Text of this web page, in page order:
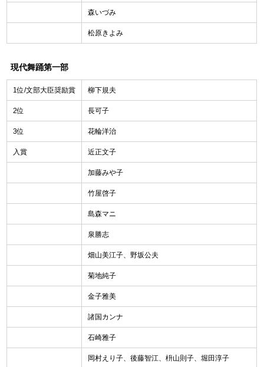
森いづみ
松原きよみ
現代舞踊第一部
1位/文部大臣奨励賞 柳下規夫
2位 長可子
3位 花輪洋治
入賞 近正文子
加藤みや子
竹屋啓子
島森マニ
泉勝志
畑山美江子、野坂公夫
菊地純子
金子雅美
諸国カンナ
石崎雅子
岡村えり子、後藤智江、枡山則子、堀田淳子